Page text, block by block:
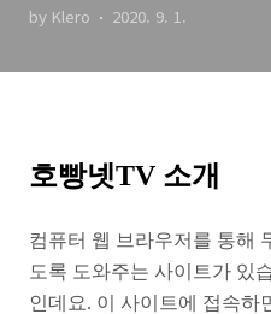
by Klero 2020. 9. 1.
호빵넷TV 소개
컴퓨터 웹 브라우저를 통해
도록 도와주는 사이트가 있
인데요. 이 사이트에 접속하